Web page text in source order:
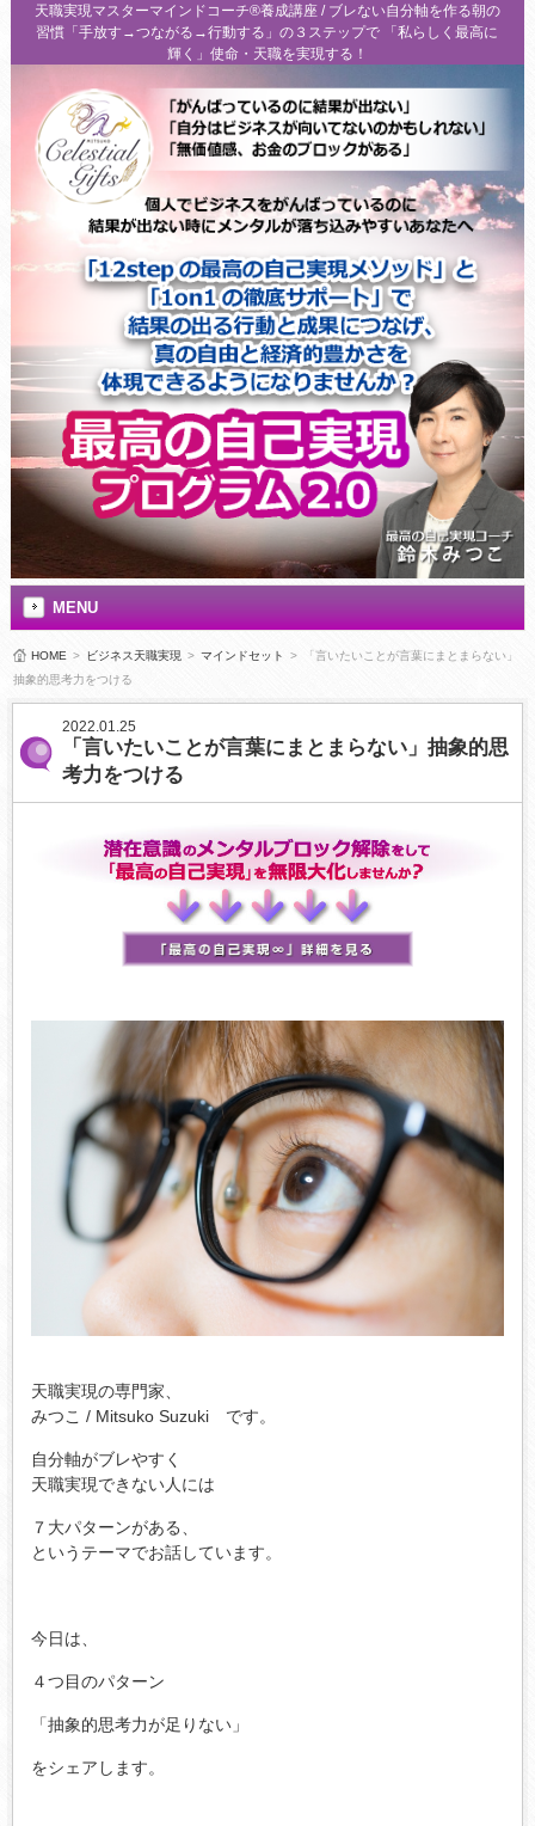
天職実現マスターマインドコーチ®養成講座 / ブレない自分軸を作る朝の
習慣「手放す→つながる→行動する」の３ステップで 「私らしく最高に
輝く」使命・天職を実現する！
MENU
HOME > ビジネス天職実現 > マインドセット >
「言いたいことが言葉にまとまらない」
抽象的思考力をつける
2022.01.25
「言いたいことが言葉にまとまらない」抽象的思
考力をつける
天職実現の専門家、
みつこ / Mitsuko Suzuki です。
自分軸がブレやすく
天職実現できない人には
７大パターンがある、
というテーマでお話しています。
今日は、
４つ目のパターン
「抽象的思考力が足りない」
をシェアします。